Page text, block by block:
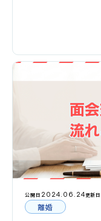
公開日 2024.06.24更新日
離婚